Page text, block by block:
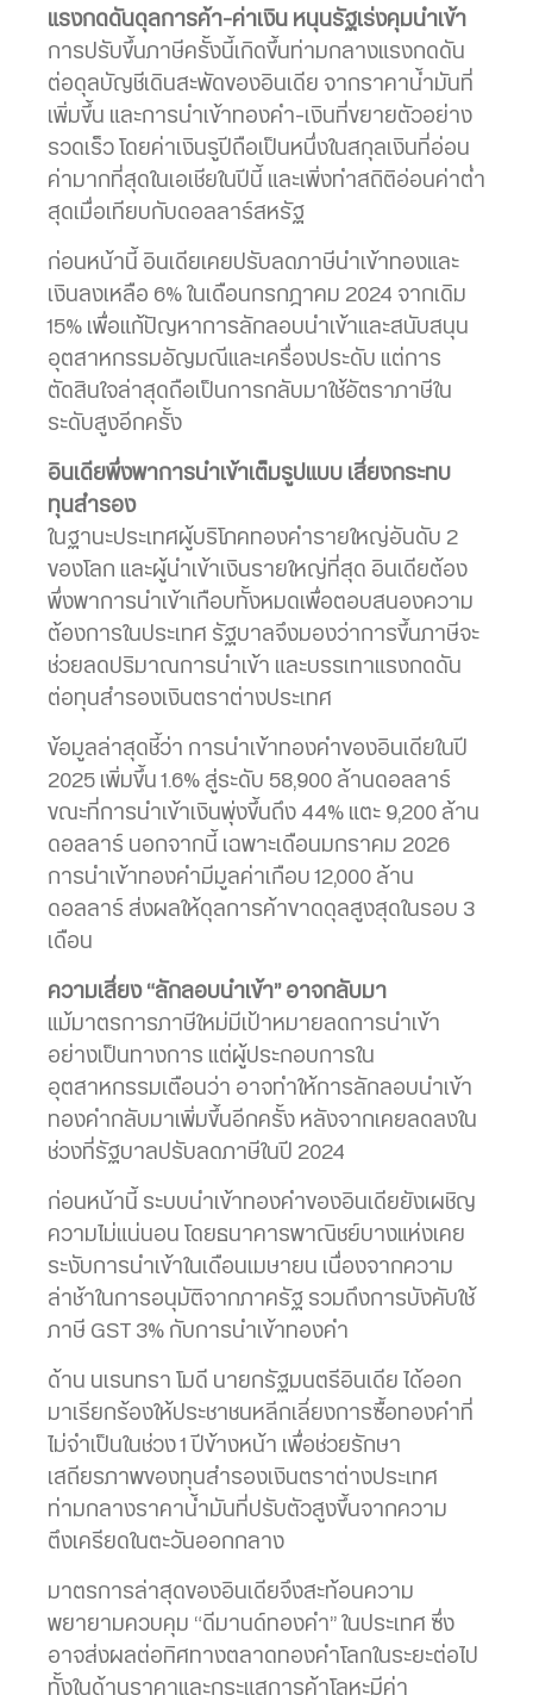
แรงกดดันดุลการค้า-ค่าเงิน หนุนรัฐเร่งคุมนำเข้า
การปรับขึ้นภาษีครั้งนี้เกิดขึ้นท่ามกลางแรงกดดัน
ต่อดุลบัญชีเดินสะพัดของอินเดีย จากราคาน้ำมันที่
เพิ่มขึ้น และการนำเข้าทองคำ-เงินที่ขยายตัวอย่าง
รวดเร็ว โดยค่าเงินรูปีถือเป็นหนึ่งในสกุลเงินที่อ่อน
ค่ามากที่สุดในเอเชียในปีนี้ และเพิ่งทำสถิติอ่อนค่าต่ำ
สุดเมื่อเทียบกับดอลลาร์สหรัฐ
ก่อนหน้านี้ อินเดียเคยปรับลดภาษีนำเข้าทองและ
เงินลงเหลือ 6% ในเดือนกรกฎาคม 2024 จากเดิม
15% เพื่อแก้ปัญหาการลักลอบนำเข้าและสนับสนุน
อุตสาหกรรมอัญมณีและเครื่องประดับ แต่การ
ตัดสินใจล่าสุดถือเป็นการกลับมาใช้อัตราภาษีใน
ระดับสูงอีกครั้ง
อินเดียพึ่งพาการนำเข้าเต็มรูปแบบ เสี่ยงกระทบ
ทุนสำรอง
ในฐานะประเทศผู้บริโภคทองคำรายใหญ่อันดับ 2
ของโลก และผู้นำเข้าเงินรายใหญ่ที่สุด อินเดียต้อง
พึ่งพาการนำเข้าเกือบทั้งหมดเพื่อตอบสนองความ
ต้องการในประเทศ รัฐบาลจึงมองว่าการขึ้นภาษีจะ
ช่วยลดปริมาณการนำเข้า และบรรเทาแรงกดดัน
ต่อทุนสำรองเงินตราต่างประเทศ
ข้อมูลล่าสุดชี้ว่า การนำเข้าทองคำของอินเดียในปี
2025 เพิ่มขึ้น 1.6% สู่ระดับ 58,900 ล้านดอลลาร์
ขณะที่การนำเข้าเงินพุ่งขึ้นถึง 44% แตะ 9,200 ล้าน
ดอลลาร์ นอกจากนี้ เฉพาะเดือนมกราคม 2026
การนำเข้าทองคำมีมูลค่าเกือบ 12,000 ล้าน
ดอลลาร์ ส่งผลให้ดุลการค้าขาดดุลสูงสุดในรอบ 3
เดือน
ความเสี่ยง “ลักลอบนำเข้า” อาจกลับมา
แม้มาตรการภาษีใหม่มีเป้าหมายลดการนำเข้า
อย่างเป็นทางการ แต่ผู้ประกอบการใน
อุตสาหกรรมเตือนว่า อาจทำให้การลักลอบนำเข้า
ทองคำกลับมาเพิ่มขึ้นอีกครั้ง หลังจากเคยลดลงใน
ช่วงที่รัฐบาลปรับลดภาษีในปี 2024
ก่อนหน้านี้ ระบบนำเข้าทองคำของอินเดียยังเผชิญ
ความไม่แน่นอน โดยธนาคารพาณิชย์บางแห่งเคย
ระงับการนำเข้าในเดือนเมษายน เนื่องจากความ
ล่าช้าในการอนุมัติจากภาครัฐ รวมถึงการบังคับใช้
ภาษี GST 3% กับการนำเข้าทองคำ
ด้าน นเรนทรา โมดี นายกรัฐมนตรีอินเดีย ได้ออก
มาเรียกร้องให้ประชาชนหลีกเลี่ยงการซื้อทองคำที่
ไม่จำเป็นในช่วง 1 ปีข้างหน้า เพื่อช่วยรักษา
เสถียรภาพของทุนสำรองเงินตราต่างประเทศ
ท่ามกลางราคาน้ำมันที่ปรับตัวสูงขึ้นจากความ
ตึงเครียดในตะวันออกกลาง
มาตรการล่าสุดของอินเดียจึงสะท้อนความ
พยายามควบคุม “ดีมานด์ทองคำ” ในประเทศ ซึ่ง
อาจส่งผลต่อทิศทางตลาดทองคำโลกในระยะต่อไป
ทั้งในด้านราคาและกระแสการค้าโลหะมีค่า